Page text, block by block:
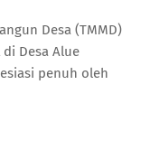
Desa (TMMD)
Desa Alue
penuh oleh